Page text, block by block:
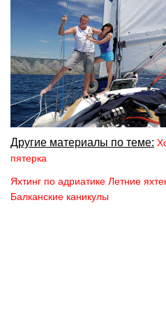
Другие материалы по теме:
пятерка
Яхтинг по адриатике Летние
Балканские каникулы